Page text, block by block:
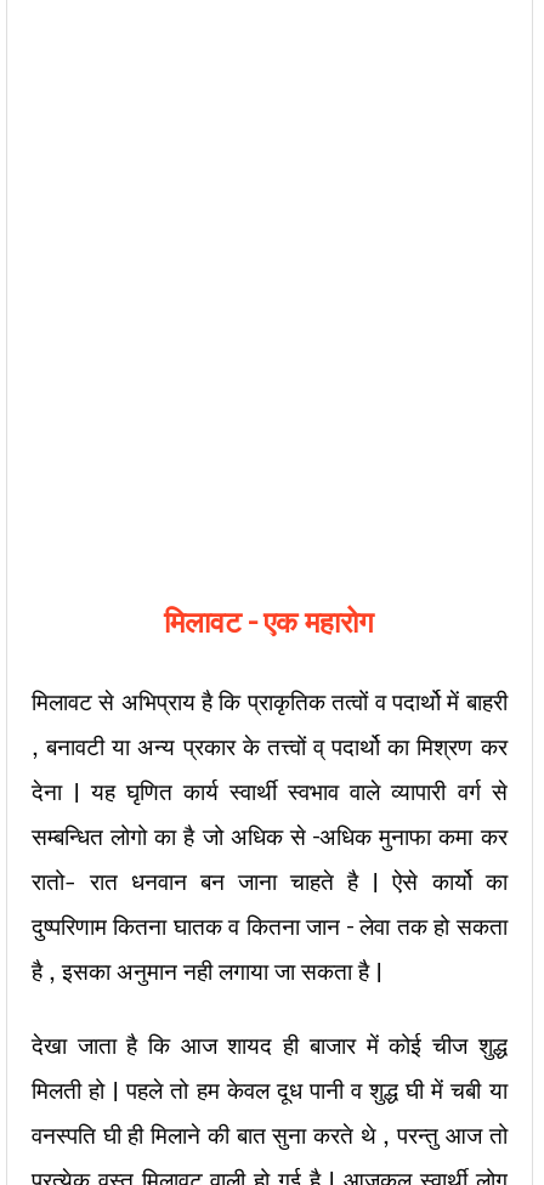
मिलावट – एक महारोग
मिलावट से अभिप्राय है कि प्राकृतिक तत्वों व पदार्थो में बाहरी
, बनावटी या अन्य प्रकार के तत्त्वों व् पदार्थो का मिश्रण कर
देना | यह घृणित कार्य स्वार्थी स्वभाव वाले व्यापारी वर्ग से
सम्बन्धित लोगो का है जो अधिक से –अधिक मुनाफा कमा कर
रातो- रात धनवान बन जाना चाहते है | ऐसे कार्यो का
दुष्परिणाम कितना घातक व कितना जान – लेवा तक हो सकता
है , इसका अनुमान नही लगाया जा सकता है |
देखा जाता है कि आज शायद ही बाजार में कोई चीज शुद्ध
मिलती हो | पहले तो हम केवल दूध पानी व शुद्ध घी में चबी या
वनस्पति घी ही मिलाने की बात सुना करते थे , परन्तु आज तो